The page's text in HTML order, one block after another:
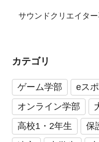
サウンドクリエイター
カテゴリ
ゲーム学部 eス
オンライン学部
高校1・2年生
保